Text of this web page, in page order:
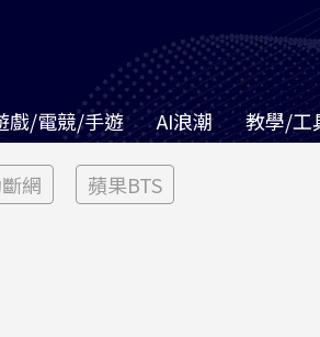
戲/電競/手遊 AI浪潮 教學/工
網 蘋果BTS